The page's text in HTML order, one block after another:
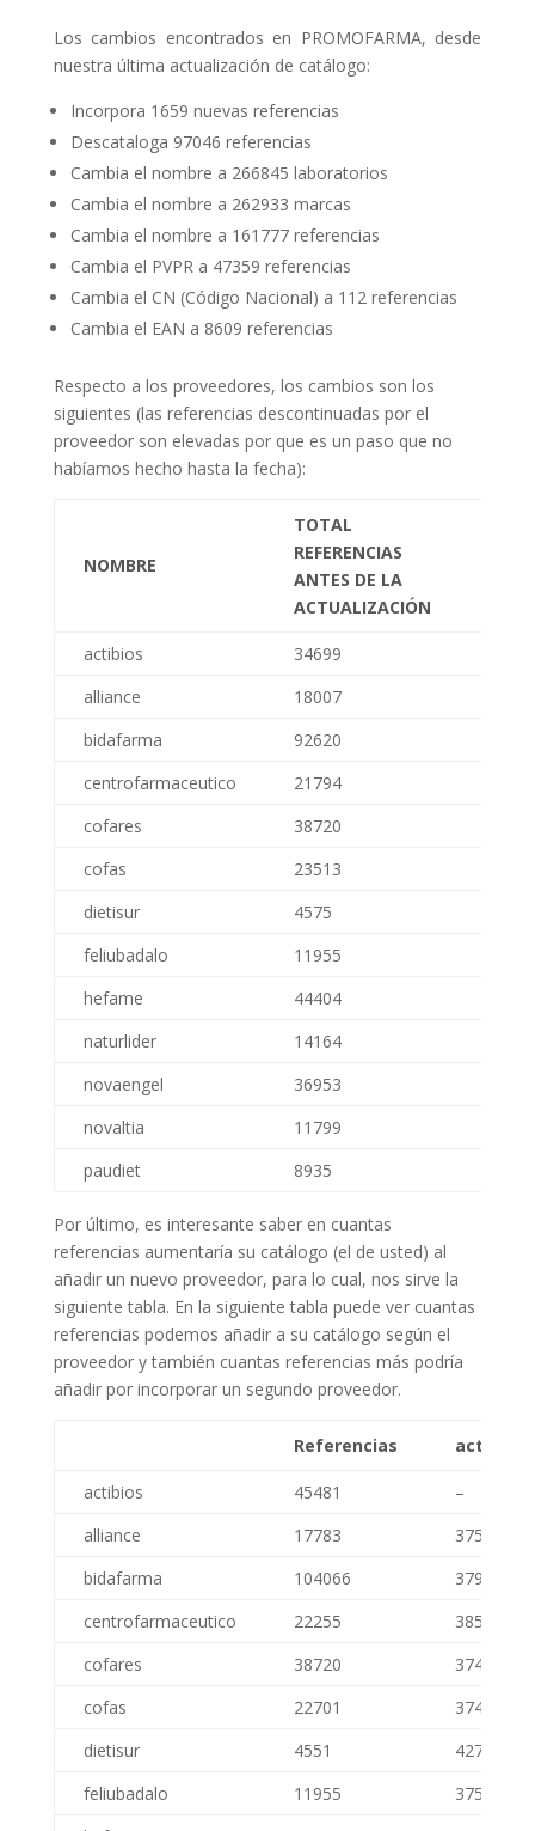
Los cambios encontrados en PROMOFARMA, desde
nuestra última actualización de catálogo:
Incorpora 1659 nuevas referencias
Descataloga 97046 referencias
Cambia el nombre a 266845 laboratorios
Cambia el nombre a 262933 marcas
Cambia el nombre a 161777 referencias
Cambia el PVPR a 47359 referencias
Cambia el CN (Código Nacional) a 112 referencias
Cambia el EAN a 8609 referencias
Respecto a los proveedores, los cambios son los
siguientes (las referencias descontinuadas por el
proveedor son elevadas por que es un paso que no
habíamos hecho hasta la fecha):
NOMBRE
TOTAL
REFERENCIAS
ANTES DE LA
ACTUALIZACIÓN
actibios 34699
alliance
18007
bidafarma
92620
centrofarmaceutico
21794
cofares
38720
cofas
23513
dietisur
4575
feliubadalo
11955
hefame
44404
naturlider
14164
novaengel
36953
novaltia
11799
paudiet
8935
Por último, es interesante saber en cuantas
referencias aumentaría su catálogo (el de usted) al
añadir un nuevo proveedor, para lo cual, nos sirve la
siguiente tabla. En la siguiente tabla puede ver cuantas
referencias podemos añadir a su catálogo según el
proveedor y también cuantas referencias más podría
añadir por incorporar un segundo proveedor.
Referencias actibios
actibios 45481
–
alliance
17783
37505
bidafarma
104066
37901
centrofarmaceutico
22255
38535
cofares
38720
37414
cofas
22701
37498
dietisur
4551
42704
feliubadalo
11955
37530